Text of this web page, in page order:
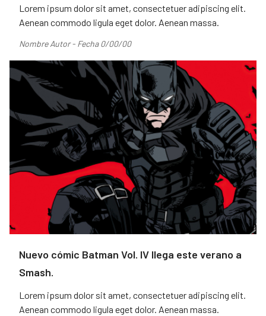
Lorem ipsum dolor sit amet, consectetuer adipiscing elit.
Aenean commodo ligula eget dolor. Aenean massa.
Nombre Autor - Fecha 0/00/00
Nuevo cómic Batman Vol. IV llega este verano a
Smash.
Lorem ipsum dolor sit amet, consectetuer adipiscing elit.
Aenean commodo ligula eget dolor. Aenean massa.